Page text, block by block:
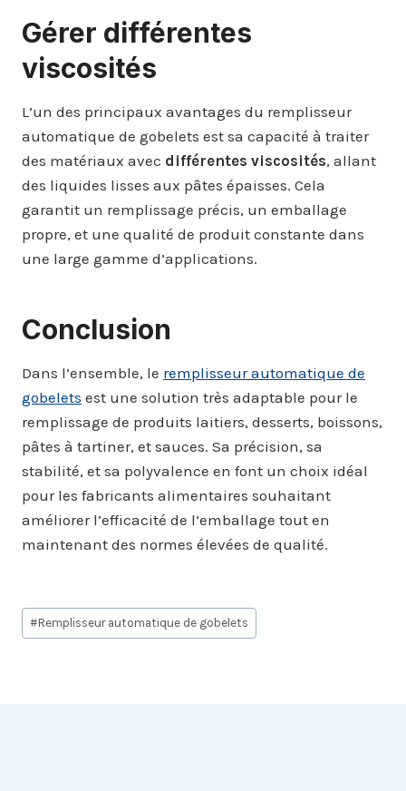
Gérer différentes
viscosités
L’un des principaux avantages du remplisseur
automatique de gobelets est sa capacité à traiter
des matériaux avec différentes viscosités, allant
des liquides lisses aux pâtes épaisses. Cela
garantit un remplissage précis, un emballage
propre, et une qualité de produit constante dans
une large gamme d’applications.
Conclusion
Dans l’ensemble, le remplisseur automatique de
gobelets est une solution très adaptable pour le
remplissage de produits laitiers, desserts, boissons,
pâtes à tartiner, et sauces. Sa précision, sa
stabilité, et sa polyvalence en font un choix idéal
pour les fabricants alimentaires souhaitant
améliorer l’efficacité de l’emballage tout en
maintenant des normes élevées de qualité.
Étiquettes
de
#Remplisseur automatique de gobelets